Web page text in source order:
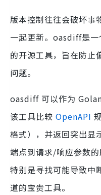
版本控制往往会破坏事
一起更新。oasdiff是
的开源工具，旨在防止
问题。
oasdiff 可以作为
该工具比较 OpenAPI
格式），并返回突出
端点到请求/响应参数的
特别是寻找可能导致中
道的宝贵工具。